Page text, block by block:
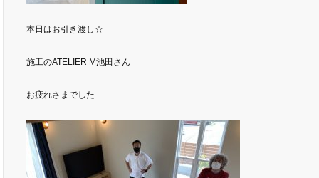
本日はお引き渡し☆
施工のATELIER M池田さん
お疲れさまでした